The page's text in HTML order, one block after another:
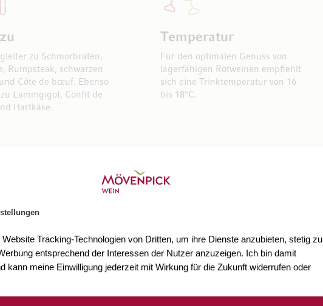
Tracking-Technologien von Dritten, um ihre Dienste anzubieten, stetig zu
entsprechend der Interessen der Nutzer anzuzeigen. Ich bin damit
kann meine Einwilligung jederzeit mit Wirkung für die Zukunft widerrufen oder
zu Schmorbraten,
Rumpsteak, schwarzen
Côte de bœuf. Ebenso
Lammgigot, Confit de
Hartkäse.
Temperatur
Für den optimalen Genuss von
lagerfähigen Rotweinen empfiehlt
sich eine Trinktemperatur von 16
bis 18°C.
Wein